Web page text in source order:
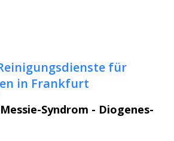
für
in Frankfurt
Syndrom - Diogenes-